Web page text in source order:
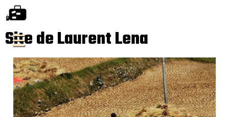
Site de Laurent Lena